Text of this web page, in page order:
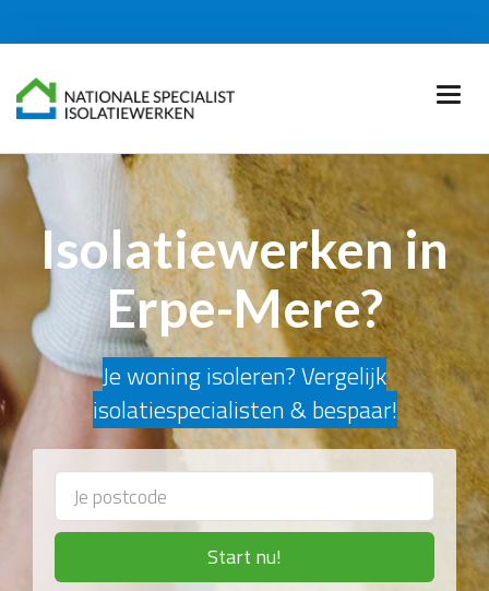
Isolatiewerken in
Erpe-Mere?
Je woning isoleren? Vergelijk
isolatiespecialisten & bespaar!
Start nu!